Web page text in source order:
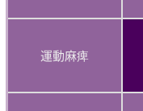
運動麻痺